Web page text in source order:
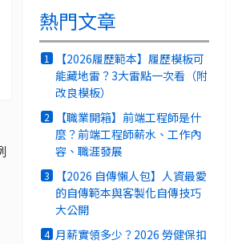
熱門文章
1
【2026履歷範本】履歷模板可
能藏地雷？3大雷點一次看（附
改良模板）
2
【職業開箱】前端工程師是什
麼？前端工程師薪水、工作內
容、職涯發展
3
【2026 自傳懶人包】人資最愛
的自傳範本與客製化自傳技巧
大公開
4 月薪實領多少？2026 勞健保扣